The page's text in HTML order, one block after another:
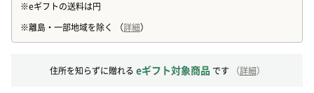
住所を知らずに贈れる eギフト対象商品 です （詳細）